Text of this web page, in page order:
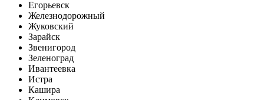
Егорьевск
Железнодорожный
Жуковский
Зарайск
Звенигород
Зеленоград
Ивантеевка
Истра
Кашира